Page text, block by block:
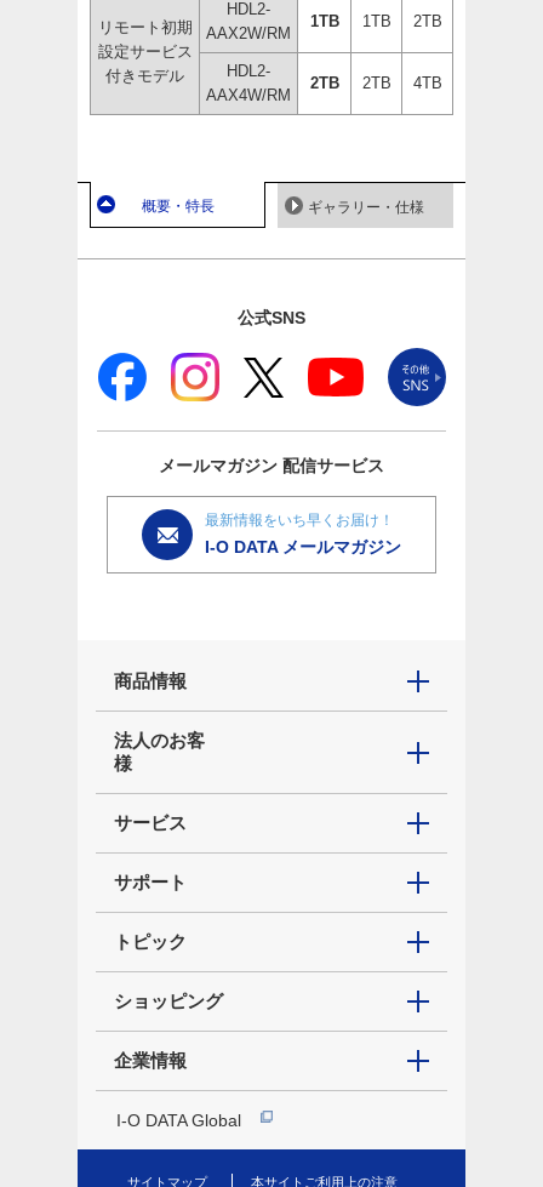
リモート初期
設定サービス
付きモデル
HDL2-
AAX2W/RM
1TB 1TB 2TB
HDL2-
AAX4W/RM
2TB 2TB 4TB
概要・特長 ギャラリー・仕様
公式SNS
メールマガジン 配信サービス
最新情報をいち早くお届け！
I-O DATA メールマガジン
商品情報
法人のお客
様
サービス
サポート
トピック
ショッピング
企業情報
I-O DATA Global
サイトマップ 本サイトご利用上の注意